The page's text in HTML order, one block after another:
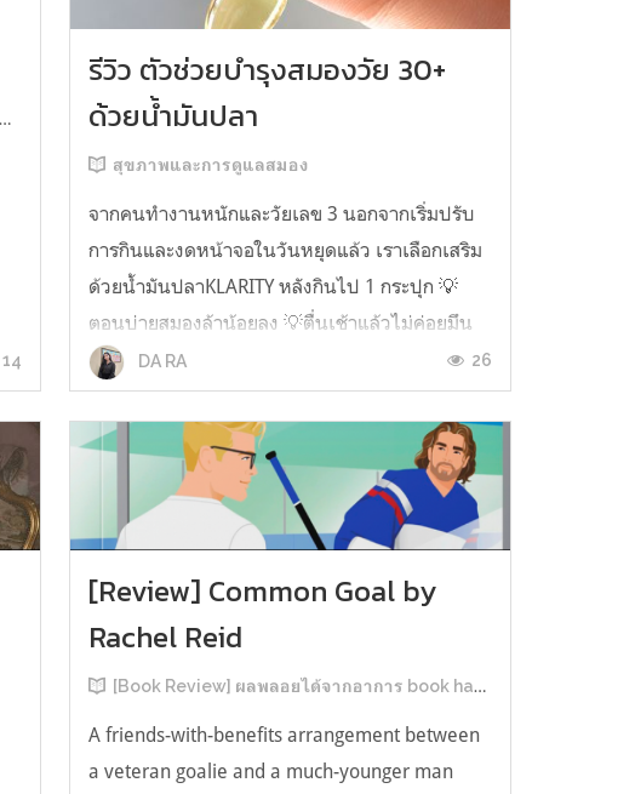
14
รีวิว ตัวช่วยบำรุงสมองวัย 30+
ด้วยน้ำมันปลา
สุขภาพและการดูแลสมอง
จากคนทำงานหนักและวัยเลข 3 นอกจากเริ่มปรับ
การกินและงดหน้าจอในวันหยุดแล้ว เราเลือกเสริม
ด้วยน้ำมันปลาKLARITY หลังกินไป 1 กระปุก 💡
ตอนบ่ายสมองล้าน้อยลง 💡ตื่นเช้าแล้วไม่ค่อยมึน
หัว 💡ไอเดียไม่ตัน ยิ่งทำงานสาย Content แนะนำ
ว่าควรมี ชอบตรงที่ไม่มีกลิ่นคาวเลย กินง่ายสุด
ตั้งแต่เคยกินน้ำมันปลามาเลย ใครที่เคยกิ...
DA RA 26
[Review] Common Goal by
Rachel Reid
[Book Review] ผลพลอยได้จากอาการ book hangover หลังอ่านสารพัน MM Romance
A friends-with-benefits arrangement between
a veteran goalie and a much-younger man